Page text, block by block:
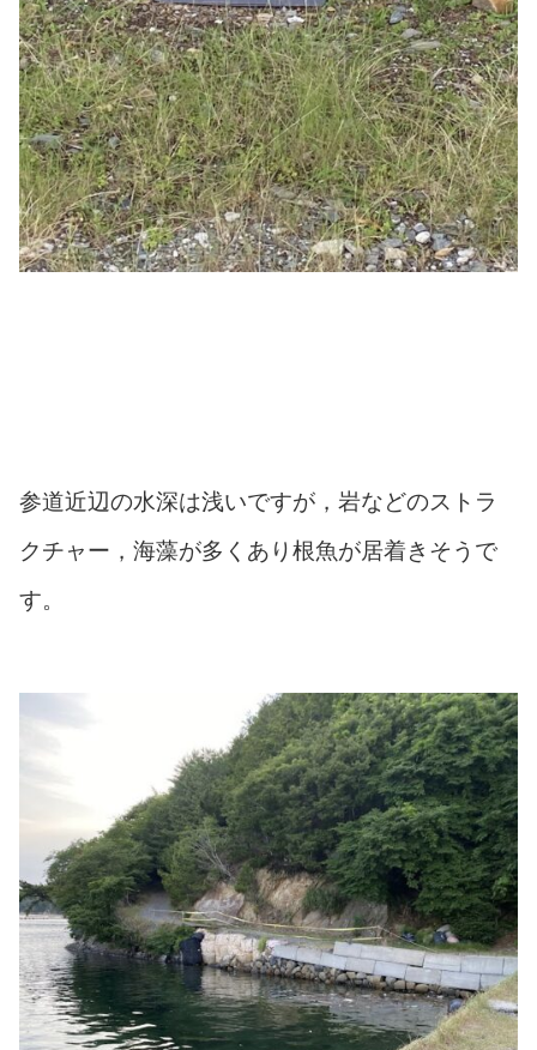
参道近辺の水深は浅いですが，岩などのストラ
クチャー，海藻が多くあり根魚が居着きそうで
す。